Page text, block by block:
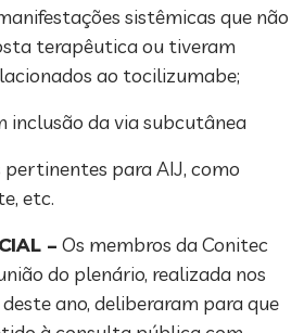
sistêmicas que não
terapêutica ou tiveram
ao tocilizumabe;
inclusão da via subcutânea
pertinentes para AIJ, como
etc.
– Os membros da Conitec
do plenário, realizada nos
ano, deliberaram para que